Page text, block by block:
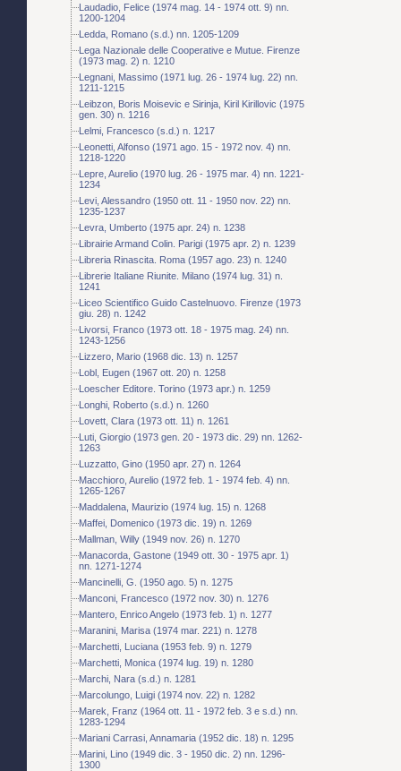
Laudadio, Felice (1974 mag. 14 - 1974 ott. 9) nn.
1200-1204
Ledda, Romano (s.d.) nn. 1205-1209
Lega Nazionale delle Cooperative e Mutue. Firenze
(1973 mag. 2) n. 1210
Legnani, Massimo (1971 lug. 26 - 1974 lug. 22) nn.
1211-1215
Leibzon, Boris Moisevic e Sirinja, Kiril Kirillovic (1975
gen. 30) n. 1216
Lelmi, Francesco (s.d.) n. 1217
Leonetti, Alfonso (1971 ago. 15 - 1972 nov. 4) nn.
1218-1220
Lepre, Aurelio (1970 lug. 26 - 1975 mar. 4) nn. 1221-
1234
Levi, Alessandro (1950 ott. 11 - 1950 nov. 22) nn.
1235-1237
Levra, Umberto (1975 apr. 24) n. 1238
Librairie Armand Colin. Parigi (1975 apr. 2) n. 1239
Libreria Rinascita. Roma (1957 ago. 23) n. 1240
Librerie Italiane Riunite. Milano (1974 lug. 31) n.
1241
Liceo Scientifico Guido Castelnuovo. Firenze (1973
giu. 28) n. 1242
Livorsi, Franco (1973 ott. 18 - 1975 mag. 24) nn.
1243-1256
Lizzero, Mario (1968 dic. 13) n. 1257
Lobl, Eugen (1967 ott. 20) n. 1258
Loescher Editore. Torino (1973 apr.) n. 1259
Longhi, Roberto (s.d.) n. 1260
Lovett, Clara (1973 ott. 11) n. 1261
Luti, Giorgio (1973 gen. 20 - 1973 dic. 29) nn. 1262-
1263
Luzzatto, Gino (1950 apr. 27) n. 1264
Macchioro, Aurelio (1972 feb. 1 - 1974 feb. 4) nn.
1265-1267
Maddalena, Maurizio (1974 lug. 15) n. 1268
Maffei, Domenico (1973 dic. 19) n. 1269
Mallman, Willy (1949 nov. 26) n. 1270
Manacorda, Gastone (1949 ott. 30 - 1975 apr. 1)
nn. 1271-1274
Mancinelli, G. (1950 ago. 5) n. 1275
Manconi, Francesco (1972 nov. 30) n. 1276
Mantero, Enrico Angelo (1973 feb. 1) n. 1277
Maranini, Marisa (1974 mar. 221) n. 1278
Marchetti, Luciana (1953 feb. 9) n. 1279
Marchetti, Monica (1974 lug. 19) n. 1280
Marchi, Nara (s.d.) n. 1281
Marcolungo, Luigi (1974 nov. 22) n. 1282
Marek, Franz (1964 ott. 11 - 1972 feb. 3 e s.d.) nn.
1283-1294
Mariani Carrasi, Annamaria (1952 dic. 18) n. 1295
Marini, Lino (1949 dic. 3 - 1950 dic. 2) nn. 1296-
1300